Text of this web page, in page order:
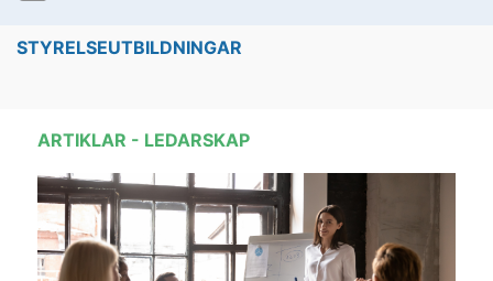
STYRELSEUTBILDNINGAR
ARTIKLAR - LEDARSKAP